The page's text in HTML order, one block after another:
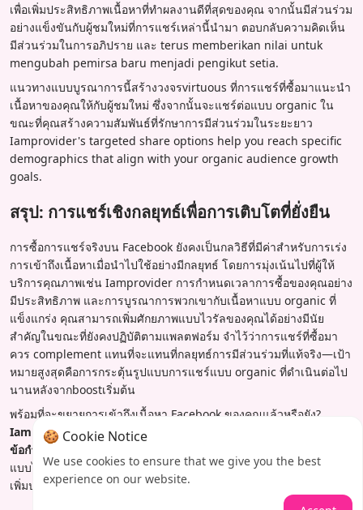
เพื่อเพิ่มประสิทธิภาพเนื้อหาที่ทำผลงานดีที่สุดของคุณ จากนั้นมีส่วนร่วม
อย่างแข็งขันกับผู้ชมใหม่ที่การแชร์เหล่านี้นำมา ตอบกลับความคิดเห็น
มีส่วนร่วมในการอภิปราย และ terus memberikan nilai untuk
mengubah pemirsa baru menjadi pengikut setia.
แนวทางแบบบูรณาการนี้สร้างวงจรvirtuous ที่การแชร์ที่ซื้อมาแนะนำ
เนื้อหาของคุณให้กับผู้ชมใหม่ ซึ่งจากนั้นจะแชร์ต่อแบบ organic ใน
ขณะที่คุณสร้างความสัมพันธ์ที่รักษาการมีส่วนร่วมในระยะยาว
Iamprovider's targeted share options help you reach specific
demographics that align with your organic audience growth
goals.
สรุป: การแชร์เชิงกลยุทธ์เพื่อการเติบโตที่ยั่งยืน
การซื้อการแชร์จริงบน Facebook ยังคงเป็นกลวิธีที่มีค่าสำหรับการเร่ง
การเข้าถึงเนื้อหาเมื่อนำไปใช้อย่างมีกลยุทธ์ โดยการมุ่งเน้นไปที่ผู้ให้
บริการคุณภาพเช่น Iamprovider การกำหนดเวลาการซื้อของคุณอย่าง
มีประสิทธิภาพ และการบูรณาการพวกเขากับเนื้อหาแบบ organic ที่
แข็งแกร่ง คุณสามารถเพิ่มศักยภาพแบบไวรัลของคุณได้อย่างมีนัย
สำคัญในขณะที่ยังคงปฏิบัติตามแพลตฟอร์ม จำไว้ว่าการแชร์ที่ซื้อมา
ควร complement แทนที่จะแทนที่กลยุทธ์การมีส่วนร่วมที่แท้จริง—เป้า
หมายสูงสุดคือการกระตุ้นรูปแบบการแชร์แบบ organic ที่ดำเนินต่อไป
นานหลังจากboostเริ่มต้น
พร้อมที่จะขยายการเข้าถึงเนื้อหา Facebook ของคุณแล้วหรือยัง?
Iamprovider เสนอแพ็คเกจการแชร์ที่กำหนดเป้าหมายและปฏิบัติตาม
ข้อกำหนด
แบบไวรัลที่สมควรได้รับ สำรวจบริการ Facebook ของเราวันนี้เพื่อเริ่ม
เพิ่มประสิทธิภาพโซเชียลมีเดียของคุณอย่างมีกลยุทธ์
🍪 Cookie Notice
We use cookies to ensure that we give you the best
experience on our website.